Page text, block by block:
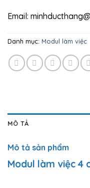
Email:
Danh mục: Modul làm việc
MÔ TẢ
Mô tả sản phẩm
Modul làm việc 4